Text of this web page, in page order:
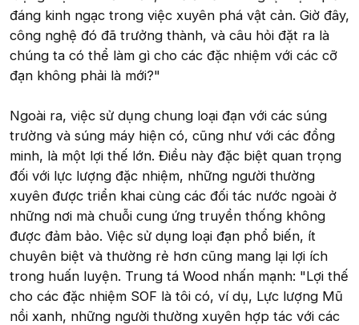
đáng kinh ngạc trong việc xuyên phá vật cản. Giờ đây,
công nghệ đó đã trưởng thành, và câu hỏi đặt ra là
chúng ta có thể làm gì cho các đặc nhiệm với các cỡ
đạn không phải là mới?"
Ngoài ra, việc sử dụng chung loại đạn với các súng
trường và súng máy hiện có, cũng như với các đồng
minh, là một lợi thế lớn. Điều này đặc biệt quan trọng
đối với lực lượng đặc nhiệm, những người thường
xuyên được triển khai cùng các đối tác nước ngoài ở
những nơi mà chuỗi cung ứng truyền thống không
được đảm bảo. Việc sử dụng loại đạn phổ biến, ít
chuyên biệt và thường rẻ hơn cũng mang lại lợi ích
trong huấn luyện. Trung tá Wood nhấn mạnh: "Lợi thế
cho các đặc nhiệm SOF là tôi có, ví dụ, Lực lượng Mũ
nồi xanh, những người thường xuyên hợp tác với các